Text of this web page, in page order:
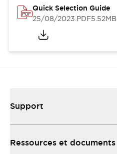
Quick Selection Guide
25/08/2023.PDF5.52MB
Support
Ressources et documents